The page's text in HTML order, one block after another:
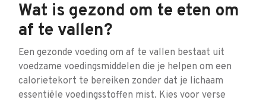
Wat is gezond om te eten om
af te vallen?
Een gezonde voeding om af te vallen bestaat uit
voedzame voedingsmiddelen die je helpen om een
calorietekort te bereiken zonder dat je lichaam
essentiële voedingsstoffen mist. Kies voor verse